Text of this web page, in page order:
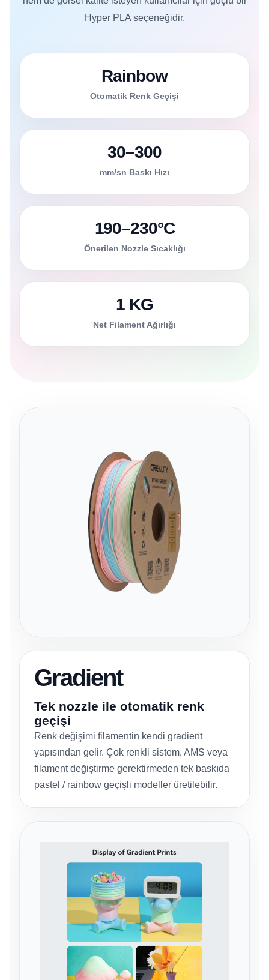
Hyper PLA seçeneğidir.
Rainbow
Otomatik Renk Geçişi
30–300
mm/sn Baskı Hızı
190–230°C
Önerilen Nozzle Sıcaklığı
1 KG
Net Filament Ağırlığı
Gradient
Tek nozzle ile otomatik renk
geçişi
Renk değişimi filamentin kendi gradient
yapısından gelir. Çok renkli sistem, AMS veya
filament değiştirme gerektirmeden tek baskıda
pastel / rainbow geçişli modeller üretilebilir.